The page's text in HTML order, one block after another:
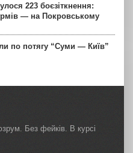
223 боєзіткнення:
— на Покровському
по потягу “Суми — Київ”
Без фейків. В курсі